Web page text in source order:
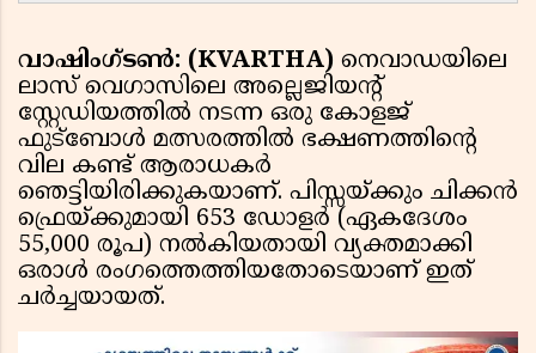
വാഷിംഗ്ടൺ: (KVARTHA) നെവാഡയിലെ
ലാസ് വെഗാസിലെ അല്ലെജിയൻ്റ്
സ്റ്റേഡിയത്തിൽ നടന്ന ഒരു കോളജ്
ഫുട്ബോൾ മത്സരത്തിൽ ഭക്ഷണത്തിന്റെ
വില കണ്ട് ആരാധകർ
ഞെട്ടിയിരിക്കുകയാണ്. പിസ്സയ്ക്കും ചിക്കൻ
ഫ്രെയ്‌ക്കുമായി 653 ഡോളർ (ഏകദേശം
55,000 രൂപ) നൽകിയതായി വ്യക്തമാക്കി
ഒരാൾ രംഗത്തെത്തിയതോടെയാണ് ഇത്
ചർച്ചയായത്.